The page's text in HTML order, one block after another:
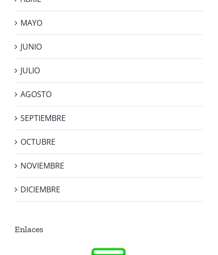
MAYO
JUNIO
JULIO
AGOSTO
SEPTIEMBRE
OCTUBRE
NOVIEMBRE
DICIEMBRE
Enlaces